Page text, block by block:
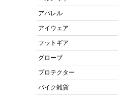
アパレル
アイウェア
フットギア
グローブ
プロテクター
バイク雑貨